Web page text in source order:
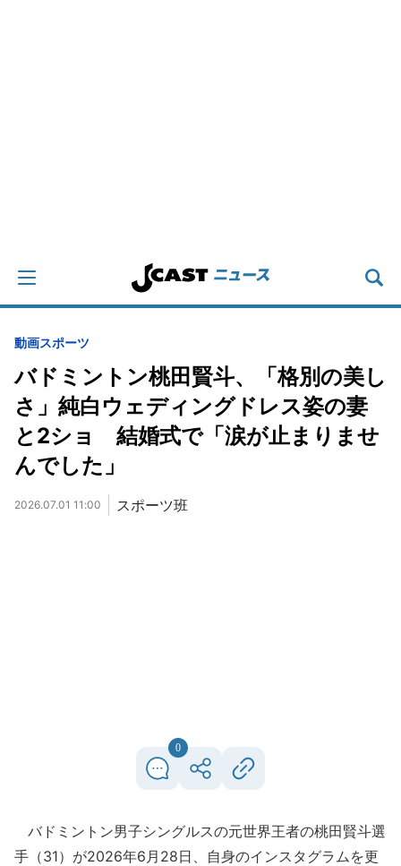
動画スポーツ
バドミントン桃田賢斗、「格別の美し
さ」純白ウェディングドレス姿の妻
と2ショ 結婚式で「涙が止まりませ
んでした」
2026.07.01 11:00 スポーツ班
0
バドミントン男子シングルスの元世界王者の桃田賢斗選
手（31）が2026年6月28日、自身のインスタグラムを更